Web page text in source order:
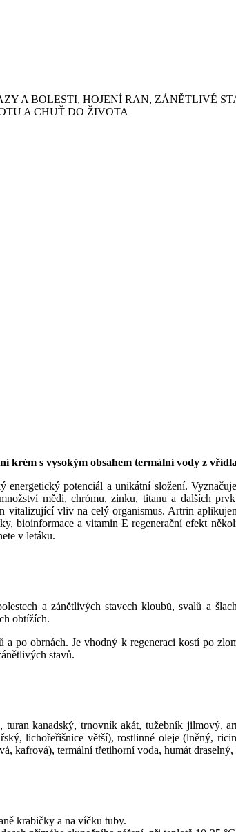
A BOLESTI, HOJENÍ RAN, ZÁNĚTLIVÉ
A CHUŤ DO ŽIVOTA
krém s vysokým obsahem termální vody z
energetický potenciál a unikátní složení.
mědi, chrómu, zinku, titanu a dalších
vliv na celý organismus. Artrin
bioinformace a vitamin E regenerační efekt
v letáku.
a zánětlivých stavech kloubů, svalů a
obtížích.
po obrnách. Je vhodný k regeneraci kostí po
stavů.
kanadský, trnovník akát, tužebník
lichořeřišnice větší), rostlinné oleje (lněný,
kafrová), termální třetihorní voda, humát
krabičky a na víčku tuby.